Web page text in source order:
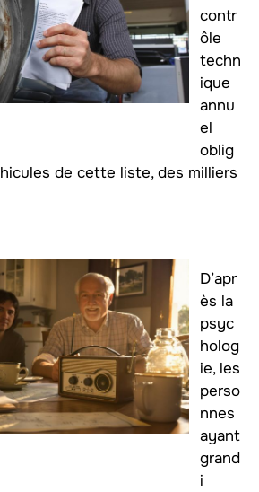
contr
ôle
techn
ique
annu
el
oblig
de cette liste, des milliers
D’apr
ès la
psyc
holog
ie, les
perso
nnes
ayant
grand
i